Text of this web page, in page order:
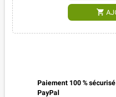
shopping_cart
Paiement 100 %
PayPal